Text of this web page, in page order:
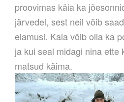
proovimas käia ka
järvedel, sest neil võib
elamusi. Kala võib olla ka
ja kui seal midagi nina ette
matsud käima.